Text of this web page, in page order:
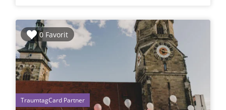
0 Favorit